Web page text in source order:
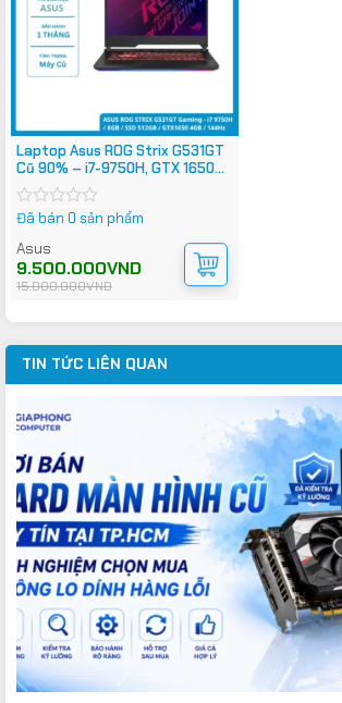
Laptop Asus ROG Strix G531GT
Cũ 90% – i7-9750H, GTX 1650
4GB, 144Hz
Được
hạng
0
5
Đã bán 0 sản phẩm
Asus
15.000.000VND
Giá
gốc
là:
9.500.000VND
Giá
hiện
tại
TIN TỨC LIÊN QUAN